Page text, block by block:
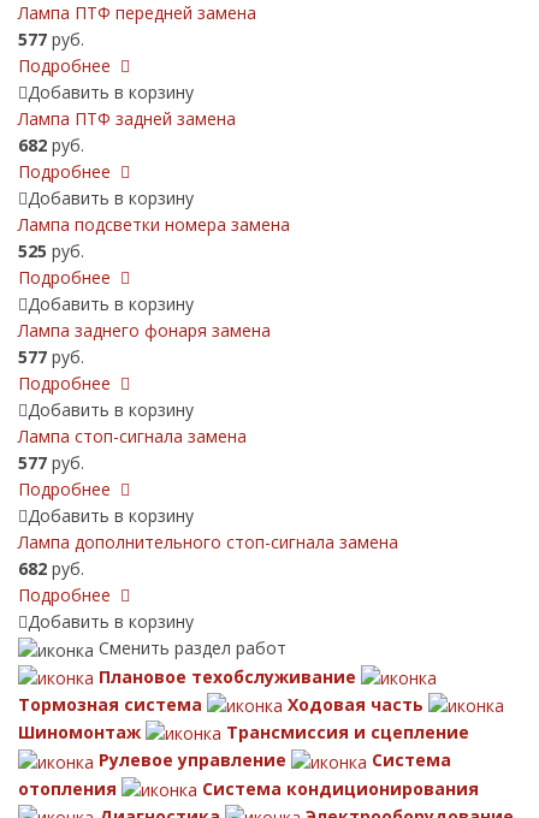
Лампа ПТФ передней замена
577 руб.
Подробнее
Добавить в корзину
Лампа ПТФ задней замена
682 руб.
Подробнее
Добавить в корзину
Лампа подсветки номера замена
525 руб.
Подробнее
Добавить в корзину
Лампа заднего фонаря замена
577 руб.
Подробнее
Добавить в корзину
Лампа стоп-сигнала замена
577 руб.
Подробнее
Добавить в корзину
Лампа дополнительного стоп-сигнала замена
682 руб.
Подробнее
Добавить в корзину
Сменить раздел работ
Плановое техобслуживание
Тормозная система
Ходовая часть
Шиномонтаж
Трансмиссия и сцепление
Рулевое управление
Система
отопления
Система кондиционирования